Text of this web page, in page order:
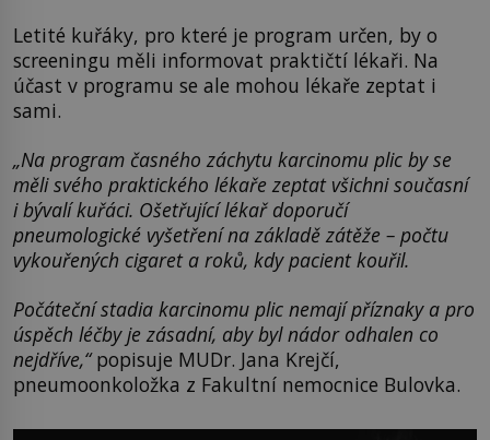
Letité kuřáky, pro které je program určen, by o
screeningu měli informovat praktičtí lékaři. Na
účast v programu se ale mohou lékaře zeptat i
sami.
„Na program časného záchytu karcinomu plic by se
měli svého praktického lékaře zeptat všichni současní
i bývalí kuřáci. Ošetřující lékař doporučí
pneumologické vyšetření na základě zátěže – počtu
vykouřených cigaret a roků, kdy pacient kouřil.
Počáteční stadia karcinomu plic nemají příznaky a pro
úspěch léčby je zásadní, aby byl nádor odhalen co
nejdříve,“popisuje MUDr. Jana Krejčí,
pneumoonkoložka z Fakultní nemocnice Bulovka.